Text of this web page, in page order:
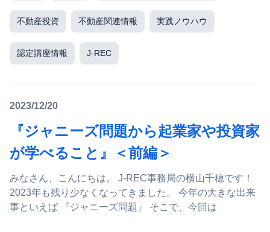
不動産投資 不動産関連情報 実践ノウハウ
認定講座情報 J-REC
2023/12/20
『ジャニーズ問題から起業家や投資家
が学べること』＜前編＞
みなさん、こんにちは。 J-REC事務局の横山千穂です！
2023年も残り少なくなってきました。 今年の大きな出来
事といえば 『ジャニーズ問題』 そこで、今回は